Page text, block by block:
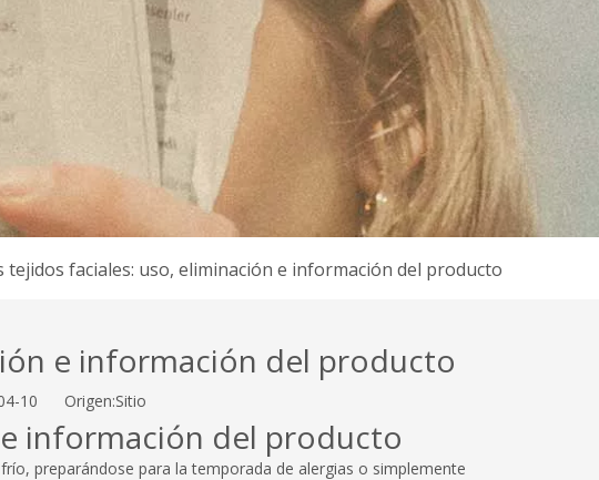
tejidos faciales: uso, eliminación e información del producto
e información del producto
10 Origen:Sitio
información del producto
preparándose para la temporada de alergias o simplemente